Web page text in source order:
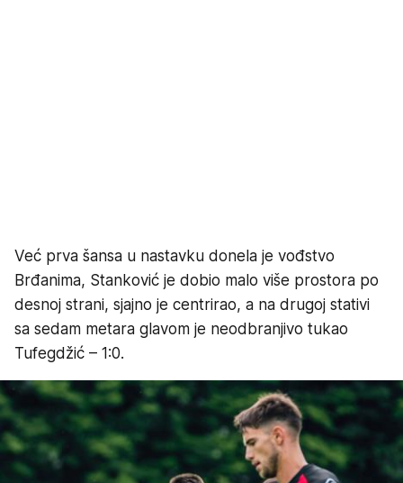
Već prva šansa u nastavku donela je vođstvo
Brđanima, Stanković je dobio malo više prostora po
desnoj strani, sjajno je centrirao, a na drugoj stativi
sa sedam metara glavom je neodbranjivo tukao
Tufegdžić – 1:0.